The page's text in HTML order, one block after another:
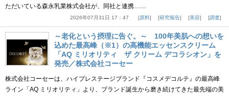
ただいている森永乳業株式会社が、同社と連携……
2026年07月31日 17：47 原料 研究報告 美容 調査
～老化という摂理に告ぐ。～ 100年美肌への想いを
込めた最高峰（※1）の高機能エッセンスクリーム
「AQ ミリオリティ ザ クリーム デコラシオン」を
発売／株式会社コーセー
株式会社コーセーは、ハイプレステージブランド『コスメデコルテ』の最高峰
ライン「AQ ミリオリティ」より、ブランド誕生から磨き続けてきた最先端の美